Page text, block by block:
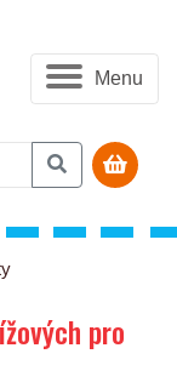
Menu
elektroniku
pro